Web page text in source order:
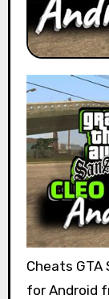
Cheats GTA
for Android